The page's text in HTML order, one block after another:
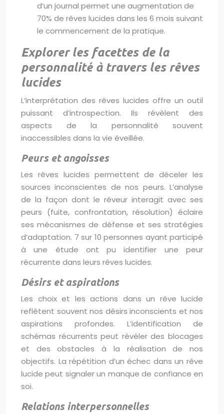
d’un journal permet une augmentation de
70% de rêves lucides dans les 6 mois suivant
le commencement de la pratique.
Explorer les facettes de la
personnalité à travers les rêves
lucides
L’interprétation des rêves lucides offre un outil
puissant d’introspection. Ils révèlent des
aspects de la personnalité souvent
inaccessibles dans la vie éveillée.
Peurs et angoisses
Les rêves lucides permettent de déceler les
sources inconscientes de nos peurs. L’analyse
de la façon dont le rêveur interagit avec ses
peurs (fuite, confrontation, résolution) éclaire
ses mécanismes de défense et ses stratégies
d’adaptation. 7 sur 10 personnes ayant participé
à une étude ont pu identifier une peur
récurrente dans leurs rêves lucides.
Désirs et aspirations
Les choix et les actions dans un rêve lucide
reflètent souvent nos désirs inconscients et nos
aspirations profondes. L’identification de
schémas récurrents peut révéler des blocages
et des obstacles à la réalisation de nos
objectifs. La répétition d’un échec dans un rêve
lucide peut signaler un manque de confiance en
soi.
Relations interpersonnelles